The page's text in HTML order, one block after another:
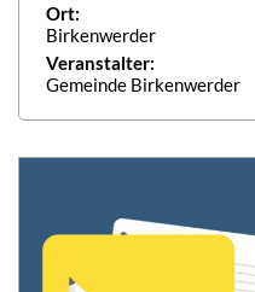
Ort:
Birkenwerder
Veranstalter:
Gemeinde Birkenwerder